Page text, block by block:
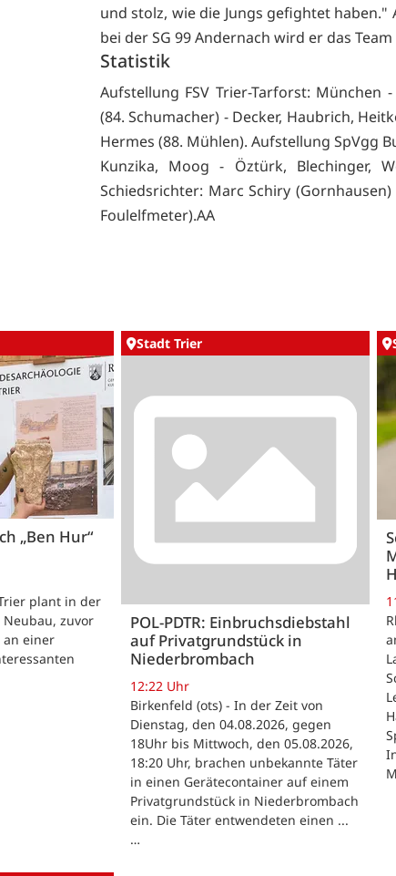
und stolz, wie die Jungs gefightet haben."
bei der SG 99 Andernach wird er das
Statistik
Aufstellung FSV Trier-Tarforst: München
(84. Schumacher) - Decker, Haubrich,
Hermes (88. Mühlen). Aufstellung SpVgg
Kunzika, Moog - Öztürk, Blechinger,
Schiedsrichter: Marc Schiry
Foulelfmeter).AA
„Ben Hur“
plant in der
zuvor
an einer
Stadt Trier
POL-PDTR: Einbruchsdiebstahl
auf Privatgrundstück in
Niederbrombach
12:22 Uhr
Birkenfeld (ots) - In der Zeit von
Dienstag, den 04.08.2026, gegen
18Uhr bis Mittwoch, den 05.08.2026,
18:20 Uhr, brachen unbekannte Täter
in einen Gerätecontainer auf einem
Privatgrundstück in Niederbrombach
ein. Die Täter entwendeten einen ...
…